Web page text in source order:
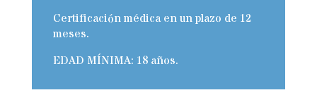
Certificación médica en un plazo de 12
meses.
EDAD MÍNIMA: 18 años.